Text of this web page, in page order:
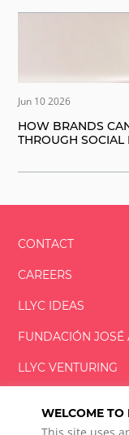
WELCOME TO
Jun 10 2026
HOW BRANDS
THROUGH SOCIAL
CONTACT
CAREERS
LLYC IDEAS
FUNDACIÓNJOSÉ
LLYC VENTURING